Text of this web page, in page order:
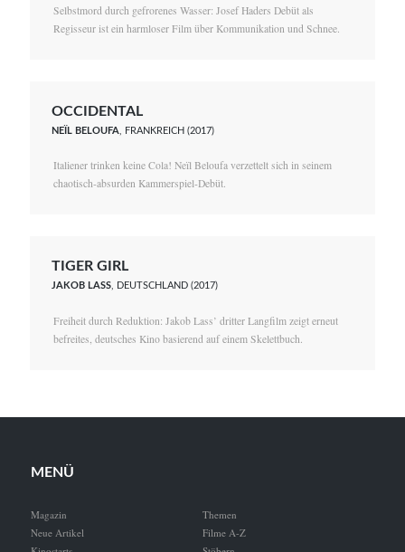
Selbstmord durch gefrorenes Wasser: Josef Haders Debüt als
Regisseur ist ein harmloser Film über Kommunikation und Schnee.
OCCIDENTAL
NEÏL BELOUFA , FRANKREICH (2017)
Italiener trinken keine Cola! Neïl Beloufa verzettelt sich in seinem
chaotisch-absurden Kammerspiel-Debüt.
TIGER GIRL
JAKOB LASS , DEUTSCHLAND (2017)
Freiheit durch Reduktion: Jakob Lass’ dritter Langfilm zeigt erneut
befreites, deutsches Kino basierend auf einem Skelettbuch.
MENÜ
Magazin
Neue Artikel
Themen
Filme A-Z